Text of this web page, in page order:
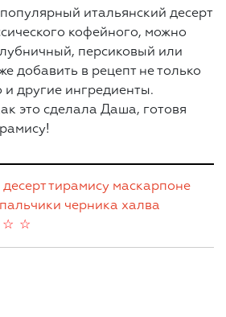
итальянский десерт
кофейного, можно
персиковый или
добавить в рецепт не только
другие ингредиенты.
это сделала Даша, готовя
десерттирамису маскарпоне
черника халва
☆
☆